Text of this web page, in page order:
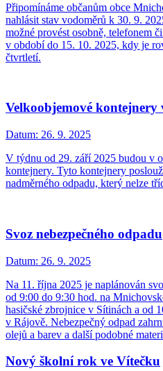
Připomínáme občanům obce
nahlásit stav vodoměrů k 30. 9.
možné provést osobně, telefonem
v období do 15. 10. 2025, kdy je
čtvrtletí.
Velkoobjemové kontejnery
Datum: 26. 9. 2025
V týdnu od 29. září 2025 budou v
kontejnery. Tyto kontejnery
nadměrného odpadu, který nelze
Svoz nebezpečného odpadu
Datum: 26. 9. 2025
Na 11. října 2025 je naplánován
od 9:00 do 9:30 hod. na
hasičské zbrojnice v Sítinách a od
v Rájově. Nebezpečný odpad
olejů a barev a další podobné
Nový školní rok ve Vítečku